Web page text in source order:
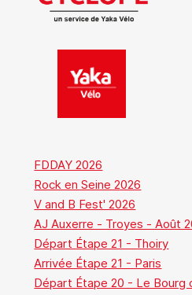
FDDAY 2026
Rock en Seine 2026
V and B Fest' 2026
AJ Auxerre - Troyes - Août
Départ Étape 21 - Thoiry
Arrivée Étape 21 - Paris
Départ Étape 20 - Le Bourg